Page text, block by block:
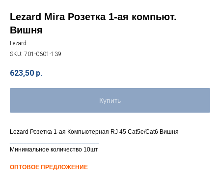
Lezard Mira Розетка 1-ая компьют.
Вишня
Lezard
SKU: 701-0601-139
623,50 р.
Купить
Lezard Розетка 1-ая Компьютерная RJ 45 Cat5e/Cat6 Вишня
Минимальное количество 10шт
ОПТОВОЕ ПРЕДЛОЖЕНИЕ